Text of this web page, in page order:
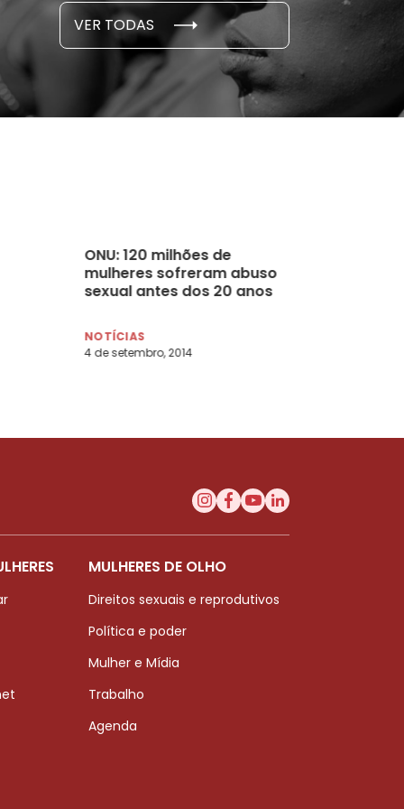
VER TODAS
E PESQUISAS
novembro, 2021
ONU: 120 milhões de
mulheres sofreram abuso
sexual antes dos 20 anos
NOTÍCIAS
4 de setembro, 2014
MULHERES DE OLHO
Direitos sexuais e reprodutivos
Política e poder
Mulher e Mídia
Trabalho
Agenda